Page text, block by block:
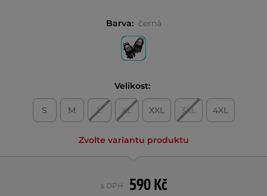
Barva: černá
Velikost:
S M L XL XXL 3XL 4XL
Zvolte variantu produktu
590 Kč
s DPH